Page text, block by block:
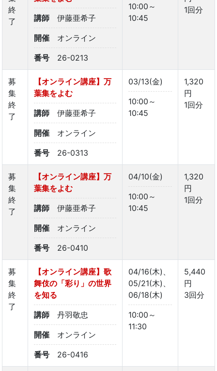
終
了
講師 伊藤亜希子
開催 オンライン
番号 26-0213
10:00～
10:45
1回分
募
集
終
了
【オンライン講座】万
葉集をよむ
講師 伊藤亜希子
開催 オンライン
番号 26-0313
03/13(金)
10:00～
10:45
1,320
円
1回分
募
集
終
了
【オンライン講座】万
葉集をよむ
講師 伊藤亜希子
開催 オンライン
番号 26-0410
04/10(金)
10:00～
10:45
1,320
円
1回分
募
集
終
了
【オンライン講座】歌
舞伎の「彩り」の世界
を知る
講師 丹羽敬忠
開催 オンライン
番号 26-0416
04/16(木)、
05/21(木)、
06/18(木)
10:00～
11:30
5,440
円
3回分